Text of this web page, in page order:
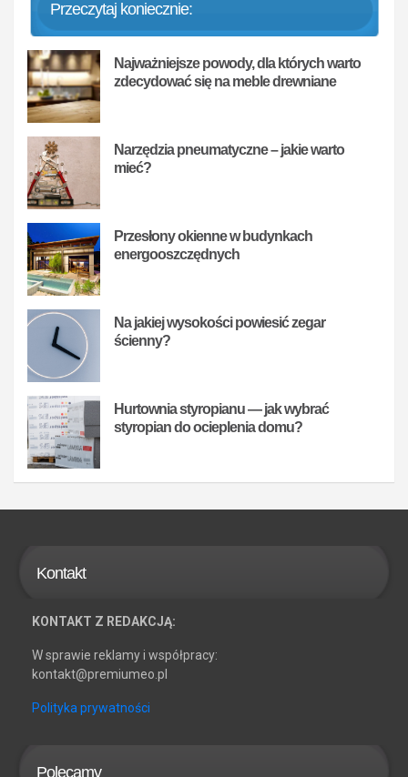
Przeczytaj koniecznie:
Najważniejsze powody, dla których warto
zdecydować się na meble drewniane
Narzędzia pneumatyczne – jakie warto
mieć?
Przesłony okienne w budynkach
energooszczędnych
Na jakiej wysokości powiesić zegar
ścienny?
Hurtownia styropianu — jak wybrać
styropian do ocieplenia domu?
Kontakt
KONTAKT Z REDAKCJĄ:
W sprawie reklamy i współpracy:
kontakt@premiumeo.pl
Polityka prywatności
Polecamy